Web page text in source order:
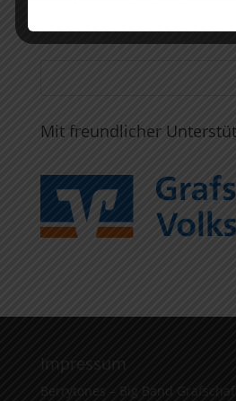
Mit freundlicher
Impressum
Berrytones – Big Band